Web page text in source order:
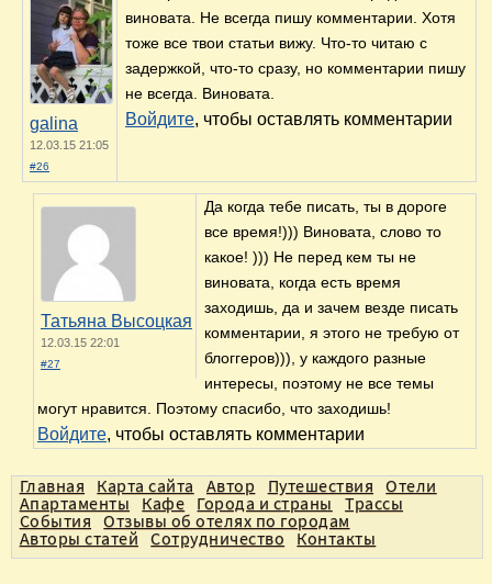
galina
12.03.15 21:05
#26
виновата. Не всегда пишу комментарии. Хотя
тоже все твои статьи вижу. Что-то читаю с
задержкой, что-то сразу, но комментарии пишу
не всегда. Виновата.
Войдите, чтобы оставлять комментарии
Татьяна Высоцкая
12.03.15 22:01
#27
Да когда тебе писать, ты в дороге
все время!))) Виновата, слово то
какое! ))) Не перед кем ты не
виновата, когда есть время
заходишь, да и зачем везде писать
комментарии, я этого не требую от
блоггеров))), у каждого разные
интересы, поэтому не все темы
могут нравится. Поэтому спасибо, что заходишь!
Войдите, чтобы оставлять комментарии
Главная Карта сайта Автор Путешествия
Отели
Апартаменты Кафе Города и страны Трассы
События Отзывы об отелях по городам
Авторы статей Сотрудничество Контакты